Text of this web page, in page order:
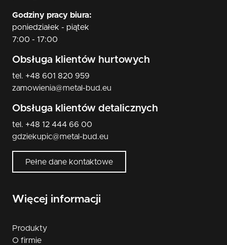
Godziny pracy biura:
poniedziałek - piątek
7:00 - 17:00
Obsługa klientów hurtowych
tel. +48 601 820 959
zamowienia@metal-bud.eu
Obsługa klientów detalicznych
tel. +48 12 444 66 00
gdziekupic@metal-bud.eu
Pełne dane kontaktowe
Więcej informacji
Produkty
O firmie